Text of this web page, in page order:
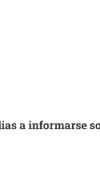
a informarse